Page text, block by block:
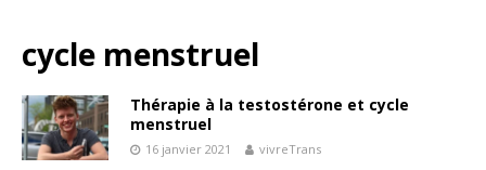
cycle menstruel
Thérapie à la testostérone et cycle
menstruel
16 janvier 2021 vivreTrans